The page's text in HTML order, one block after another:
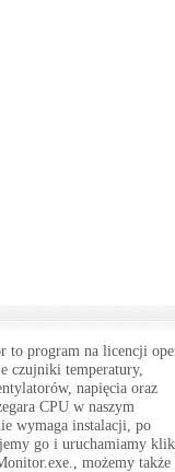
to program na licencji
czujniki temperatury,
napięcia oraz
CPU w naszym
wymaga instalacji, po
go i uruchamiamy
możemy także